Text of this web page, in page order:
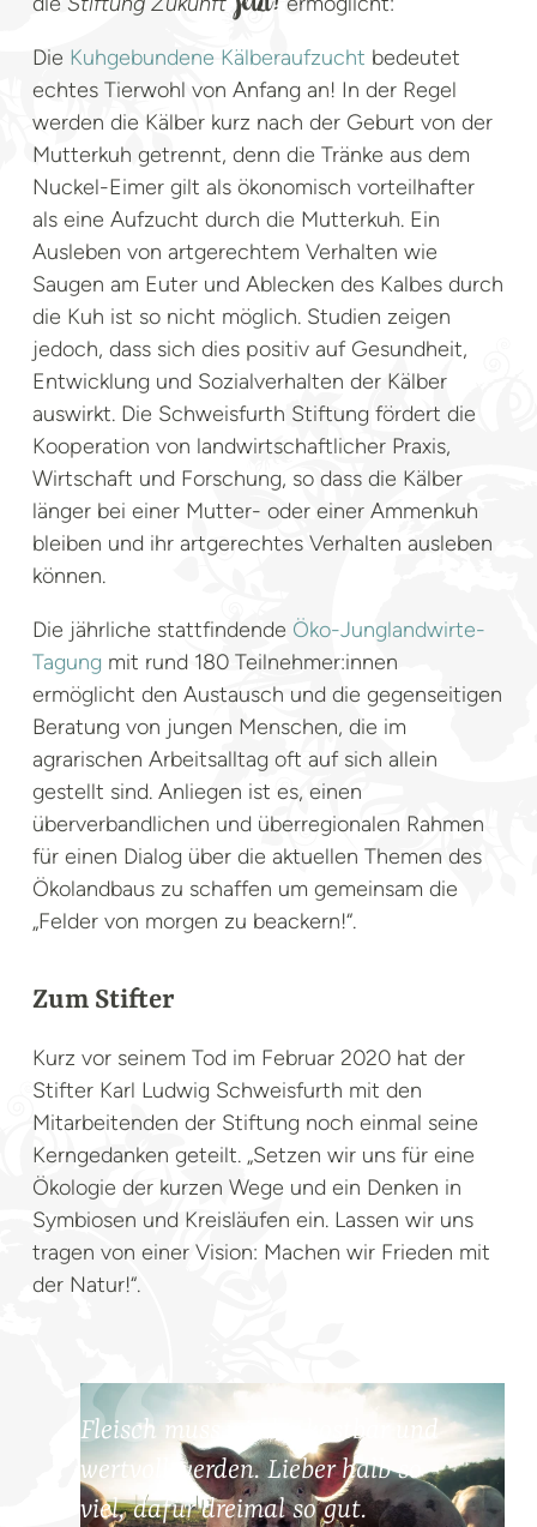
Die Kuhgebundene Kälberaufzucht bedeutet
echtes Tierwohl von Anfang an! In der Regel
werden die Kälber kurz nach der Geburt von der
Mutterkuh getrennt, denn die Tränke aus dem
Nuckel-Eimer gilt als ökonomisch vorteilhafter
als eine Aufzucht durch die Mutterkuh. Ein
Ausleben von artgerechtem Verhalten wie
Saugen am Euter und Ablecken des Kalbes durch
die Kuh ist so nicht möglich. Studien zeigen
jedoch, dass sich dies positiv auf Gesundheit,
Entwicklung und Sozialverhalten der Kälber
auswirkt. Die Schweisfurth Stiftung fördert die
Kooperation von landwirtschaftlicher Praxis,
Wirtschaft und Forschung, so dass die Kälber
länger bei einer Mutter- oder einer Ammenkuh
bleiben und ihr artgerechtes Verhalten ausleben
können.
Die jährliche stattfindende Öko-Junglandwirte-
Tagung mit rund 180 Teilnehmer:innen
ermöglicht den Austausch und die gegenseitigen
Beratung von jungen Menschen, die im
agrarischen Arbeitsalltag oft auf sich allein
gestellt sind. Anliegen ist es, einen
überverbandlichen und überregionalen Rahmen
für einen Dialog über die aktuellen Themen des
Ökolandbaus zu schaffen um gemeinsam die
„Felder von morgen zu beackern!“.
Zum Stifter
Kurz vor seinem Tod im Februar 2020 hat der
Stifter Karl Ludwig Schweisfurth mit den
Mitarbeitenden der Stiftung noch einmal seine
Kerngedanken geteilt. „Setzen wir uns für eine
Ökologie der kurzen Wege und ein Denken in
Symbiosen und Kreisläufen ein. Lassen wir uns
tragen von einer Vision: Machen wir Frieden mit
der Natur!“.
Fleisch muss wieder kostbar und
wertvoll werden. Lieber halb so
viel, dafür dreimal so gut.